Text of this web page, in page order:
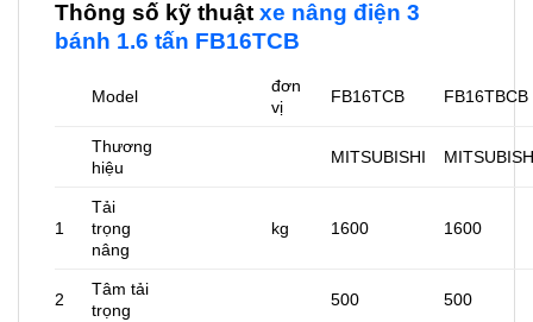
Thông số kỹ thuật xe nâng điện 3
bánh 1.6 tấn FB16TCB
Model
đơn
vị
FB16TCB FB16TBCB
Thương
hiệu
MITSUBISHI
1
Tải
trọng
nâng
kg 1600 1600
2
Tâm tải
trọng
500 500